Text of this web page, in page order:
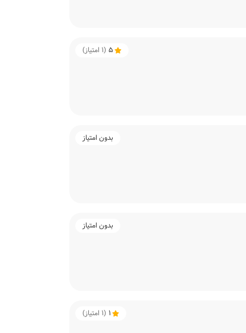
5
(
1 امتیاز)
بدون امتیاز
بدون امتیاز
1
(
1 امتیاز)